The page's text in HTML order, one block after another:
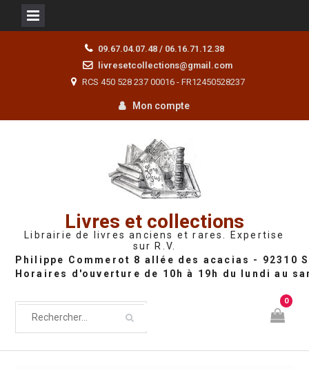
09.67.04.07.48 / 06.16.71.12.38
livresetcollections@gmail.com
RCS 450 528 237 00016 - FR12450528237
Mon compte
Livres et collections
Librairie de livres anciens et rares. Expertise
sur R.V.
0